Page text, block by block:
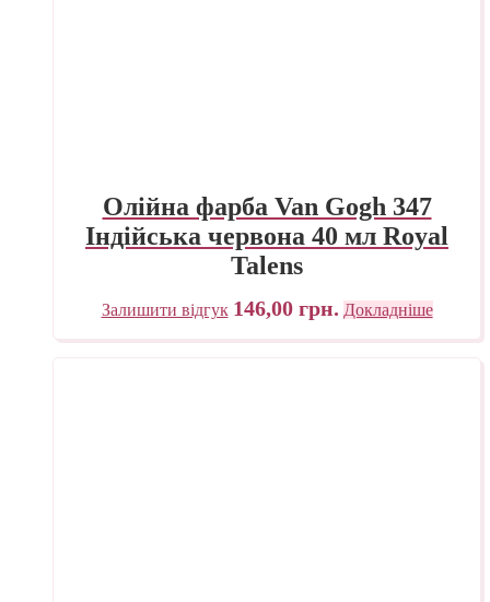
Олійна фарба Van Gogh 347
Індійська червона 40 мл Royal
Talens
Залишити відгук 146,00 грн. Докладніше